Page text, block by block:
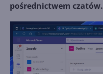
pośrednictwem czatów.